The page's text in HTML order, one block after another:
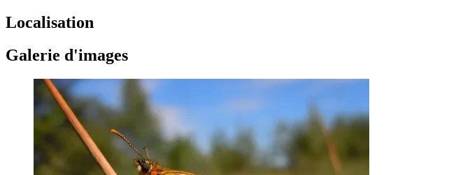
Localisation
Galerie d'images